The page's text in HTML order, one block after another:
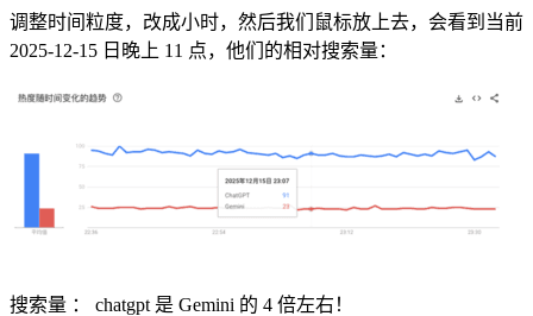
调整时间粒度，改成小时，然后我们鼠标放上去，会看到当前
2025-12-15 日晚上 11 点，他们的相对搜索量：
搜索量 ： chatgpt 是 Gemini 的 4 倍左右！